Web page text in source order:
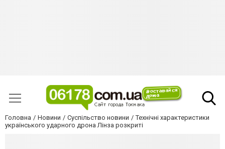
Головна Новини Суспільство новини
Технічні характеристики
українського ударного дрона Лінза розкриті